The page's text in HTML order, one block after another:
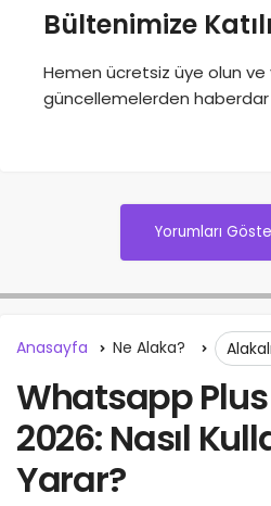
Bültenimize
Hemen ücretsiz üye olun ve
güncellemelerden haberdar
Yorumları
Anasayfa Ne Alaka?
Whatsapp
2026: Nasıl
Yarar?